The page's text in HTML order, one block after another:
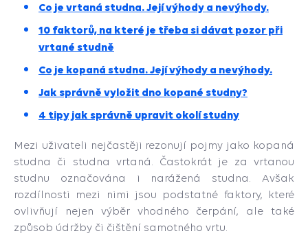
Co je vrtaná studna. Její výhody a nevýhody.
10 faktorů, na které je třeba si dávat pozor při
vrtané studně
Co je kopaná studna. Její výhody a nevýhody.
Jak správně vyložit dno kopané studny?
4 tipy jak správně upravit okolí studny
Mezi uživateli nejčastěji rezonují pojmy jako kopaná
studna či studna vrtaná. Častokrát je za vrtanou
studnu označována i narážená studna. Avšak
rozdílnosti mezi nimi jsou podstatné faktory, které
ovlivňují nejen výběr vhodného čerpání, ale také
způsob údržby či čištění samotného vrtu.